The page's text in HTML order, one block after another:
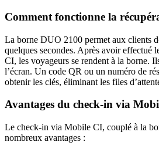
Comment fonctionne la
La borne DUO 2100 permet aux clients
quelques secondes. Après avoir effectué
CI, les voyageurs se rendent à la borne.
l’écran. Un code QR ou un numéro de
obtenir les clés, éliminant les files
Avantages du check-in via
Le check-in via Mobile CI, couplé à la
nombreux avantages :